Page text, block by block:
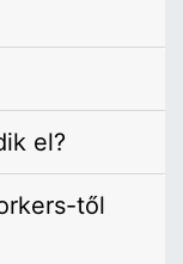
el?
től